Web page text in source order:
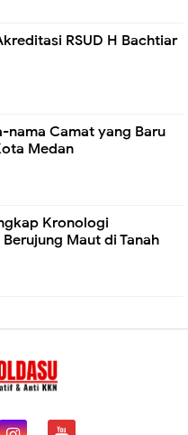
RSUD H Bachtiar
nama Camat yang Baru
Medan
Kronologi
Maut di Tanah